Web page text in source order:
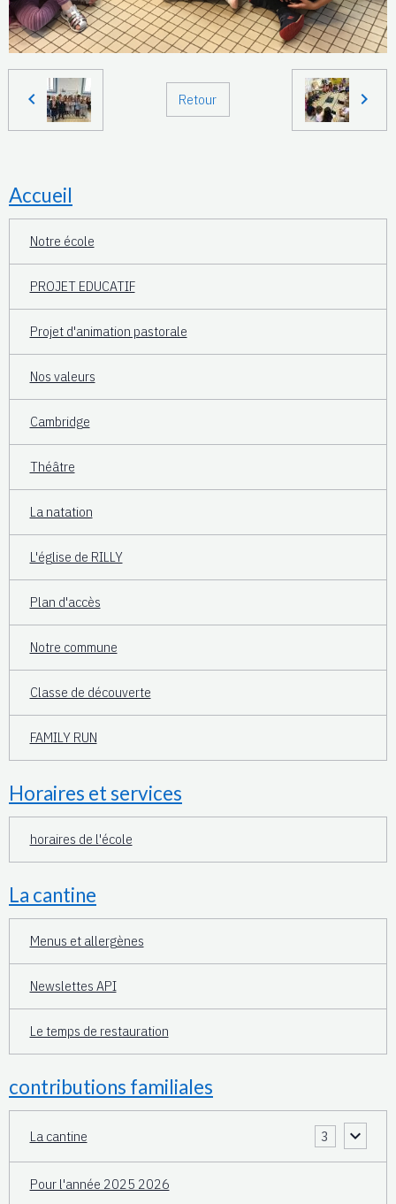
Retour
Accueil
Notre école
PROJET EDUCATIF
Projet d'animation pastorale
Nos valeurs
Cambridge
Théâtre
La natation
L'église de RILLY
Plan d'accès
Notre commune
Classe de découverte
FAMILY RUN
Horaires et services
horaires de l'école
La cantine
Menus et allergènes
Newslettes API
Le temps de restauration
contributions familiales
La cantine 3
Pour l'année 2025 2026